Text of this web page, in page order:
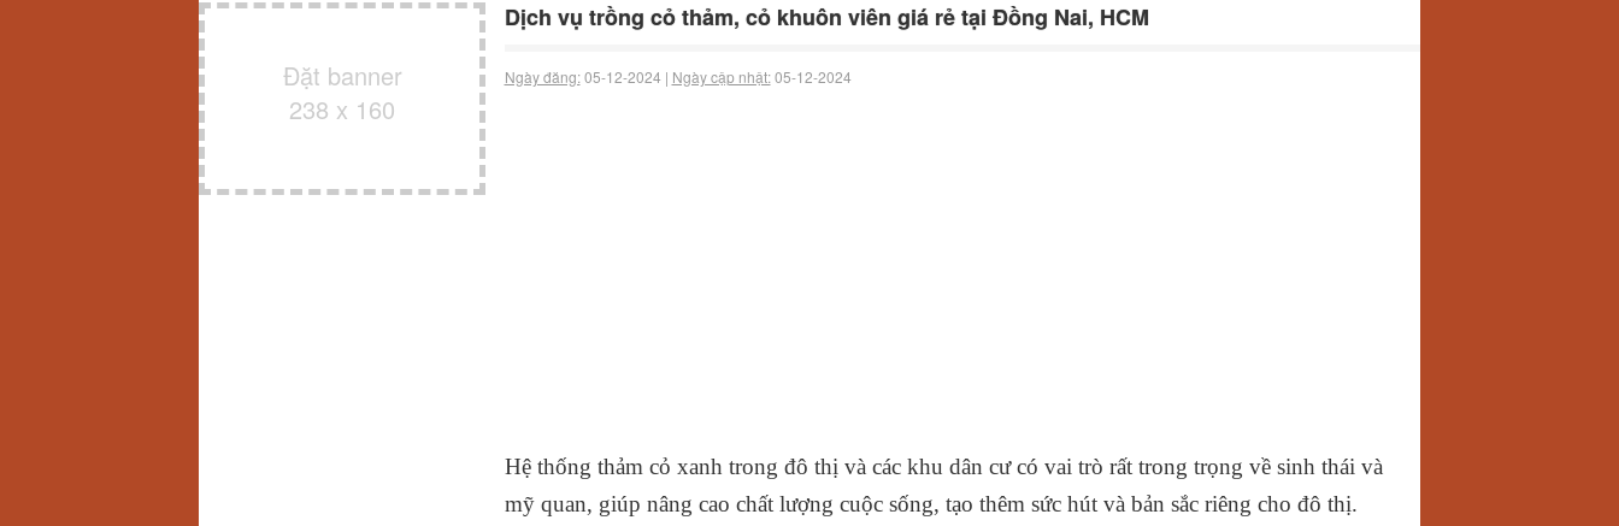
Đặt banner
238 x 160
Dịch vụ trồng cỏ thảm, cỏ khuôn viên giá rẻ tại Đồng Nai, HCM
Ngày đăng:05-12-2024 | Ngày cập nhật:05-12-2024
Hệ thống thảm cỏ xanh trong đô thị và các khu dân cư có vai trò rất trong trọng về sinh thái và
mỹ quan, giúp nâng cao chất lượng cuộc sống, tạo thêm sức hút và bản sắc riêng cho đô thị.